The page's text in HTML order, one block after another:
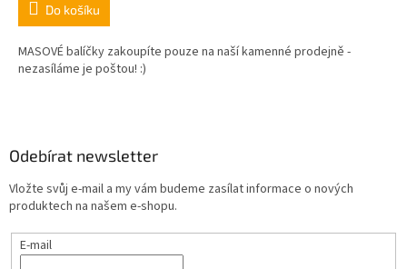
Do košíku
MASOVÉ balíčky zakoupíte pouze na naší kamenné prodejně -
nezasíláme je poštou! :)
Odebírat newsletter
Vložte svůj e-mail a my vám budeme zasílat informace o nových
produktech na našem e-shopu.
E-mail